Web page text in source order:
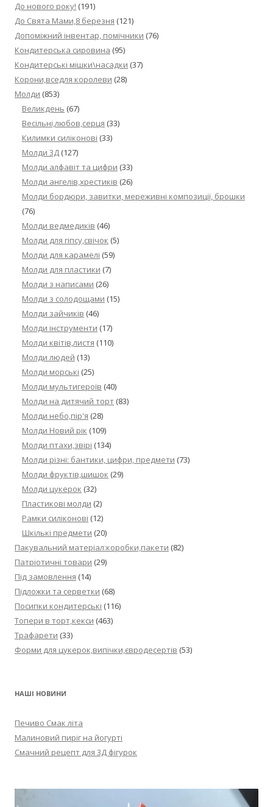
До нового року! (191)
До Свята Мами,8 березня (121)
Допоміжний інвентар, помічники (76)
Кондитерська сировина (95)
Кондитерські мішки\насадки (37)
Корони,вседля королеви (28)
Молди (853)
Великдень (67)
Весільні,любов,серця (33)
Килимки силіконові (33)
Молди 3Д (127)
Молди алфавіт та цифри (33)
Молди ангелів,хрестиків (26)
Молди бордюри, завитки, мереживні композиції, брошки
(76)
Молди ведмедиків (46)
Молди для гіпсу,свічок (5)
Молди для карамелі (59)
Молди для пластики (7)
Молди з написами (26)
Молди з солодощами (15)
Молди зайчиків (46)
Молди інструменти (17)
Молди квітів,листя (110)
Молди людей (13)
Молди морські (25)
Молди мультигероїв (40)
Молди на дитячий торт (83)
Молди небо,пір'я (28)
Молди Новий рік (109)
Молди птахи,звірі (134)
Молди різні: бантики, цифри, предмети (73)
Молди фруктів,шишок (29)
Молди цукерок (32)
Пластикові молди (2)
Рамки силіконові (12)
Шкількі предмети (20)
Пакувальний матеріал:коробки,пакети (82)
Патріотичні товари (29)
Під замовлення (14)
Підложки та серветки (68)
Посипки кондитерські (116)
Топери в торт,кекси (463)
Трафарети (33)
Форми для цукерок,випічки,євродесертів (53)
НАШІ НОВИНИ
Печиво Смак літа
Малиновий пиріг на йогурті
Смачний рецепт для 3Д фігурок